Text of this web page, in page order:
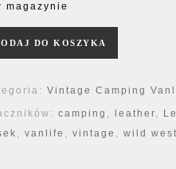
magazynie
DO KOSZYKA
Vintage Camping
camping , leather,
, vanlife , vintage , wild west